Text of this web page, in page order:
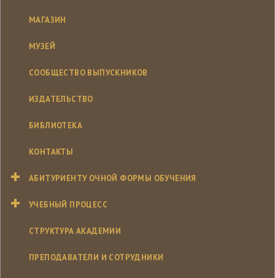
МАГАЗИН
МУЗЕЙ
СООБЩЕСТВО ВЫПУСКНИКОВ
ИЗДАТЕЛЬСТВО
БИБЛИОТЕКА
КОНТАКТЫ
АБИТУРИЕНТУ ОЧНОЙ ФОРМЫ ОБУЧЕНИЯ
УЧЕБНЫЙ ПРОЦЕСС
СТРУКТУРА АКАДЕМИИ
ПРЕПОДАВАТЕЛИ И СОТРУДНИКИ